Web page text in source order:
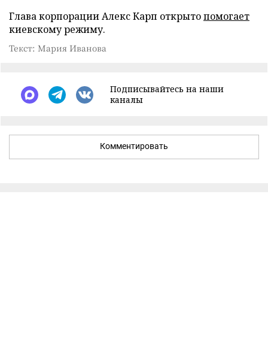
Глава корпорации Алекс Карп открытопомогает
киевскому режиму.
Текст: Мария Иванова
Подписывайтесь на наши
каналы
Комментировать